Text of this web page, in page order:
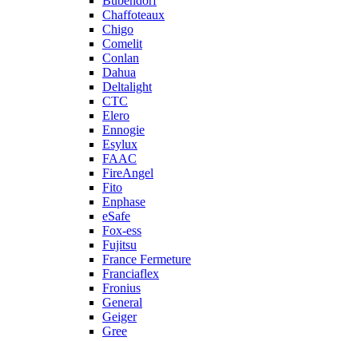
Chaffoteaux
Chigo
Comelit
Conlan
Dahua
Deltalight
CTC
Elero
Ennogie
Esylux
FAAC
FireAngel
Fito
Enphase
eSafe
Fox-ess
Fujitsu
France Fermeture
Franciaflex
Fronius
General
Geiger
Gree